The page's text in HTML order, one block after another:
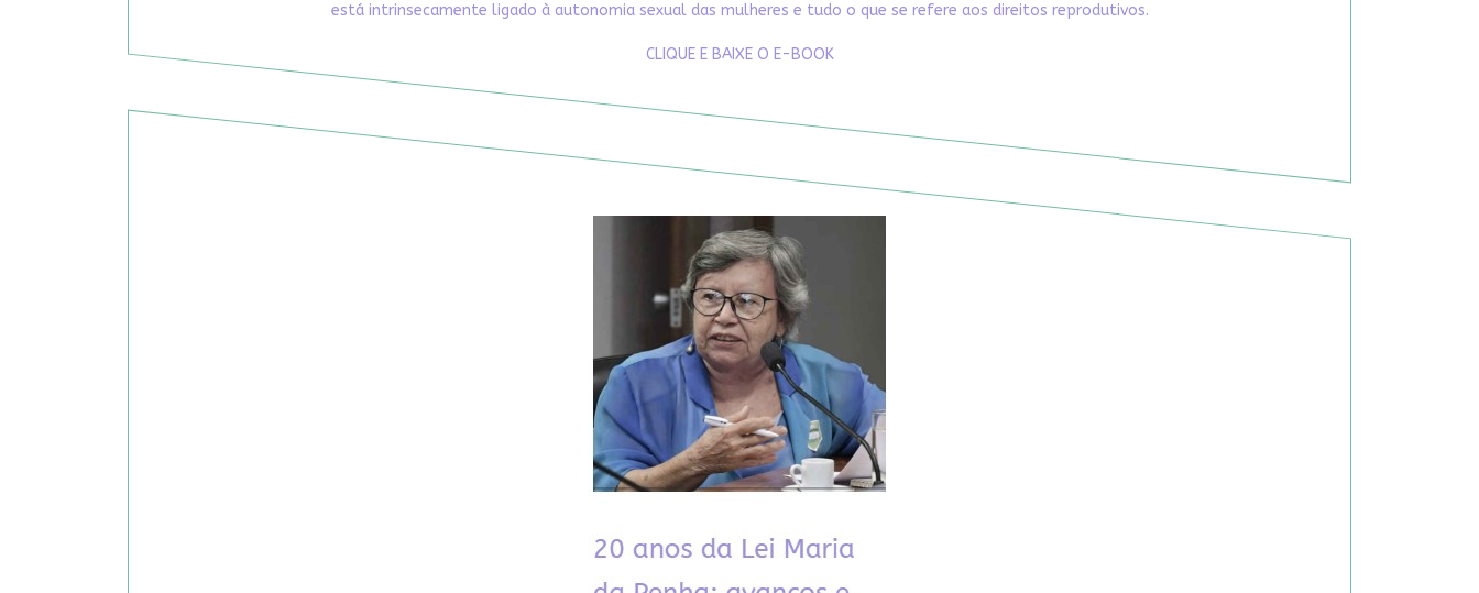
está intrinsecamente ligado à autonomia sexual das mulheres e tudo o que se refere aos direitos reprodutivos.
CLIQUE E BAIXE O E-BOOK